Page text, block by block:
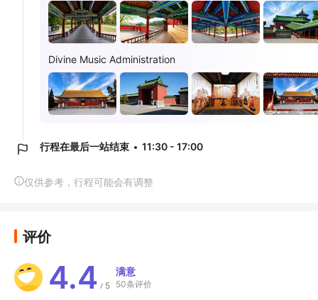
Divine Music Administration
行程在最后一站结束 11:30 - 17:00
仅供参考，行程可能会有调整
评价
4.4 / 5
满意
50条评价